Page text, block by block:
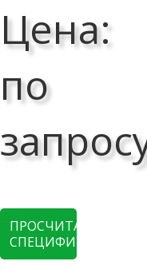
Цена:
по
ПРОСЧИТАТЬ
СПЕЦИФИКАЦИЮ